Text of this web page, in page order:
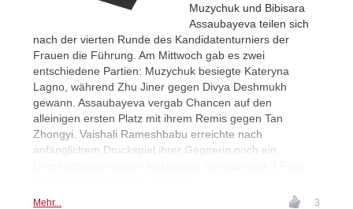
Muzychuk und Bibisara
Assaubayeva teilen sich
nach der vierten Runde des Kandidatenturniers der
Frauen die Führung. Am Mittwoch gab es zwei
entschiedene Partien: Muzychuk besiegte Kateryna
Lagno, während Zhu Jiner gegen Divya Deshmukh
gewann. Assaubayeva vergab Chancen auf den
alleinigen ersten Platz mit ihrem Remis gegen Tan
Zhongyi. Vaishali Rameshbabu erreichte nach
anfänglichem Druckspiel ihrer Gegnerin noch ein
Mehr... 3